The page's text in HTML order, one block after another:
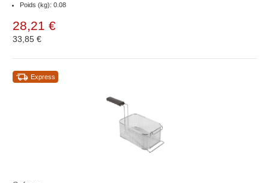
Poids (kg): 0.08
28,21 €
33,85 €
Express